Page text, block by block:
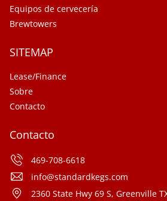
Equipos de cervecería
Brewtowers
SITEMAP
Lease/Finance
Sobre
Contacto
Contacto
469-708-6618
info@standardkegs.com
2360 State Hwy 69 S, Greenville